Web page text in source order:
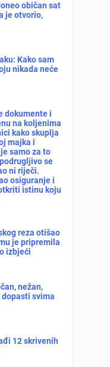
običan sat
je otvorio,
Kako sam
nikada neće
dokumente i
na koljenima
kako skuplja
majka i
samo za to
se
ni riječi.
osiguranje i
istinu koju
reza otišao
je pripremila
izbjeći
nežan,
dopasti svima
12 skrivenih